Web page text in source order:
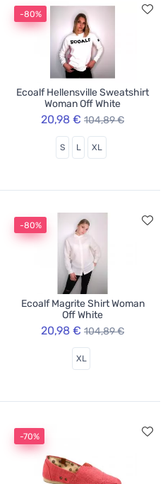
-80%
Ecoalf Hellensville Sweatshirt
Woman Off White
20,98 € 104,89 €
S L XL
-80%
Ecoalf Magrite Shirt Woman
Off White
20,98 € 104,89 €
XL
-70%